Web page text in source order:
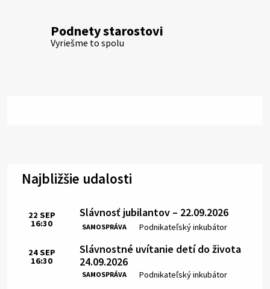
Podnety starostovi
Vyriešme to spolu
Najbližšie udalosti
Slávnosť jubilantov – 22.09.2026
SAMOSPRÁVA Miesto:
Podnikateľský inkubátor
Čas:
22 SEP
16:30
Slávnostné uvítanie detí do života
24.09.2026
SAMOSPRÁVA Miesto:
Podnikateľský inkubátor
Čas:
24SEP
16:30